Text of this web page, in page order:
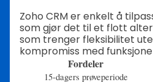
Zoho CRM er enkelt å
som gjør det til et flott
som trenger fleksibilitet
kompromiss med
Fordeler
15-dagers prøveperiode